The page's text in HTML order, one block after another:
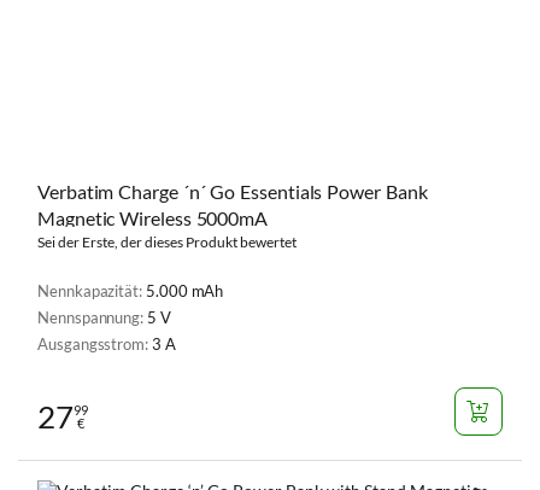
Verbatim Charge ´n´ Go Essentials Power Bank
Magnetic Wireless 5000mA
Sei der Erste, der dieses Produkt bewertet
Nennkapazität: 5.000 mAh
Nennspannung: 5 V
Ausgangsstrom:3 A
2799
€